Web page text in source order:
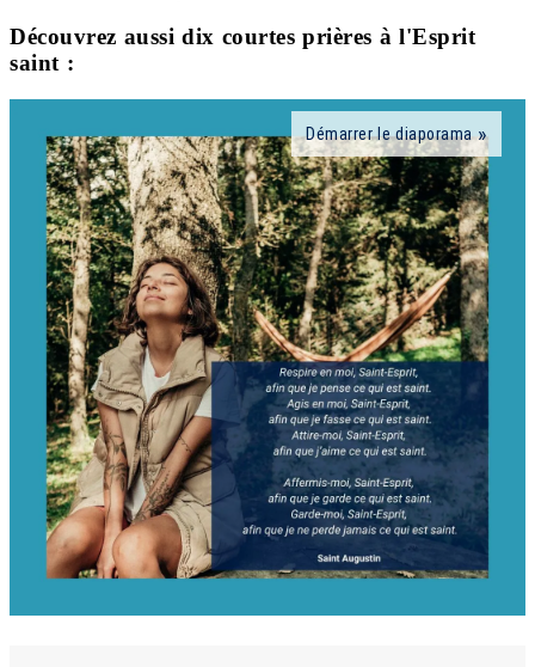
Découvrez aussi dix courtes prières à l'Esprit
saint :
Démarrer le diaporama